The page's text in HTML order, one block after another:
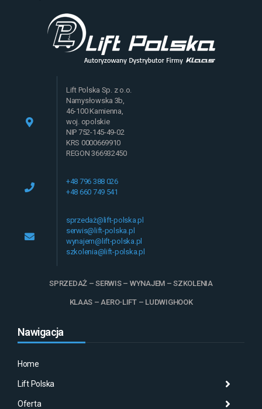
Lift Polska Sp. z o.o.
Namysłowska 3b,
46-100 Kamienna,
woj. opolskie
NIP 752-145-49-02
KRS 0000669910
REGON 366932450
+48 796 388 026
+48 660 749 541
sprzedaż@lift-polska.pl
serwis@lift-polska.pl
wynajem@lift-polska.pl
szkolenia@lift-polska.pl
SPRZEDAŻ – SERWIS – WYNAJEM – SZKOLENIA
KLAAS – AERO-LIFT – LUDWIGHOOK
Nawigacja
Home
Lift Polska
Oferta